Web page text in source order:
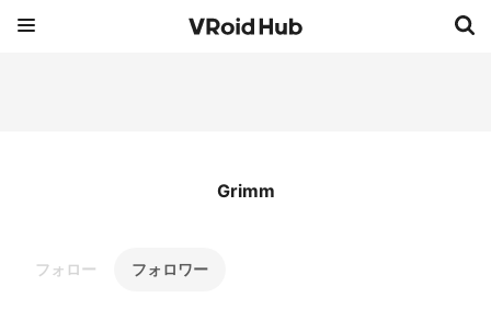
Grimm
フォロー フォロワー